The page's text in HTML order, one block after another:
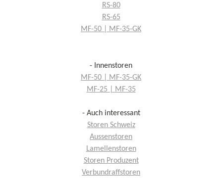
RS-80
RS-65
MF-50 | MF-35-GK
- Innenstoren
MF-50 | MF-35-GK
MF-25 | MF-35
- Auch interessant
Storen Schweiz
Aussenstoren
Lamellenstoren
Storen Produzent
Verbundraffstoren